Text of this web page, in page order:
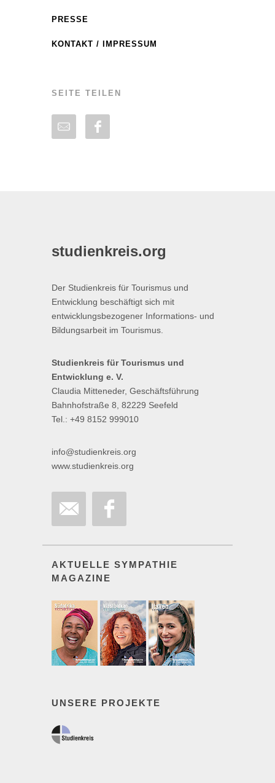
PRESSE
KONTAKT / IMPRESSUM
SEITE TEILEN
studienkreis.org
Der Studienkreis für Tourismus und
Entwicklung beschäftigt sich mit
entwicklungsbezogener Informations- und
Bildungsarbeit im Tourismus.
Studienkreis für Tourismus und
Entwicklung e. V.
Claudia Mitteneder, Geschäftsführung
Bahnhofstraße 8, 82229 Seefeld
Tel.: +49 8152 999010
info@studienkreis.org
www.studienkreis.org
AKTUELLE SYMPATHIE
MAGAZINE
UNSERE PROJEKTE